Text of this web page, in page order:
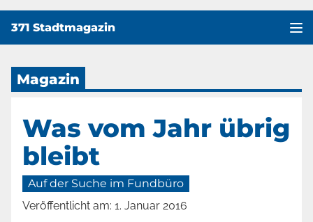
371 Stadtmagazin
Magazin
Was vom Jahr übrig
bleibt
Auf der Suche im Fundbüro
Veröffentlicht am: 1. Januar 2016